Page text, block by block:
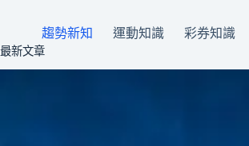
趨勢新知 運動知識 彩券知識
最新文章